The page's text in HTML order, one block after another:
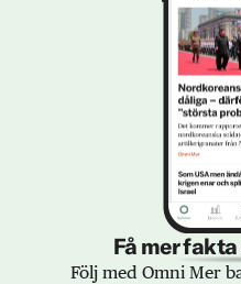
Få mer
Följ med Omni Mer